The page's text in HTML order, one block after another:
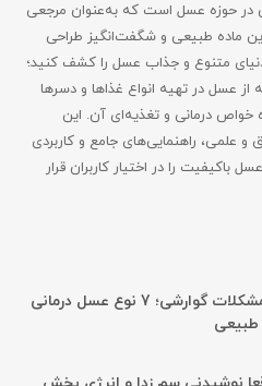
در حوزه عسل است که به‌عنوان مرجعی
ماده طبیعی و شگفت‌انگیز طراحی
متنوع و جذاب عسل را کشف کنید؛
عسل در تهیه انواع غذاها و دسرها
خواص درمانی و تغذیه‌ای آن. این
علمی، راهنمایی‌های جامع‌ و کاربردی
را در اختیار کاربران قرار
بهترین عسل برای افراد مبتلا به مشکلات گوارشی؛ 7 نوع عسل درمانی
طبیعی